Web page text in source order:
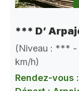
*** D’
(Niveau : *** -
km/h)
Rendez-vous